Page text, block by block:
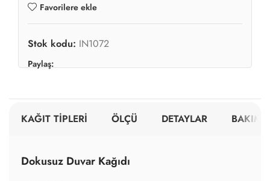
Favorilere ekle
Stok kodu: IN1072
Paylaş:
KAĞIT TİPLERİ ÖLÇÜ DETAYLAR BAKIM
Dokusuz Duvar Kağıdı